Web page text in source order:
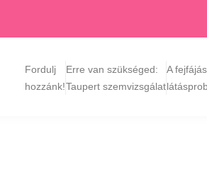
Fordulj
hozzánk!
Erre van szükséged:
Taupert szemvizsgálat
A